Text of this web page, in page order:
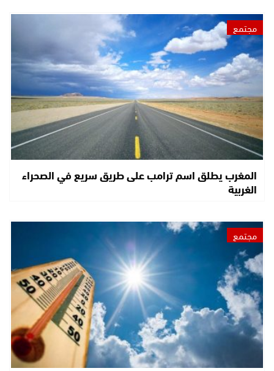
مجتمع
المغرب يطلق اسم ترامب على طريق سريع في الصحراء
الغربية
مجتمع